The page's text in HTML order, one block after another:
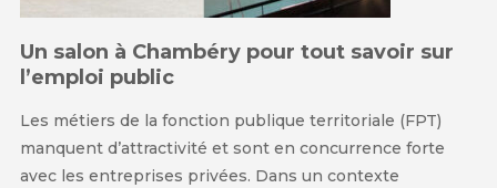
Un salon à Chambéry pour tout savoir sur
l’emploi public
Les métiers de la fonction publique territoriale (FPT)
manquent d’attractivité et sont en concurrence forte
avec les entreprises privées. Dans un contexte